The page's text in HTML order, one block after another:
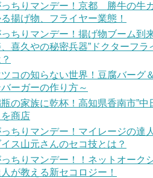
っちりマンデー！京都 勝牛の牛
揚げ物、フライヤー業態！
っちりマンデー！揚げ物ブーム到
喜久やの秘密兵器”ドクターフラ
ツコの知らない世界！豆腐バーグ
バーガーの作り方～
の家族に乾杯！高知県香南市”中
を商店
っちりマンデー！マイレージの達
イス山元さんのセコ技とは？
っちりマンデー！！ネットオーク
が教える新セコロジー！